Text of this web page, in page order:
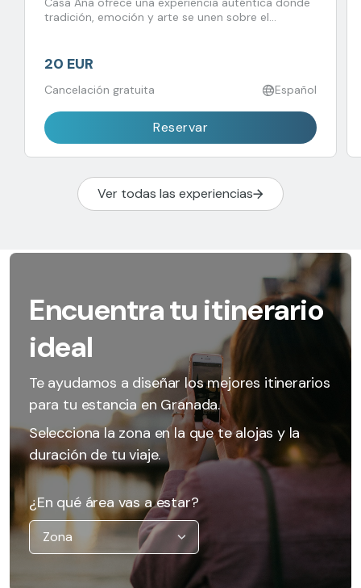
tradición, emoción y arte se unen sobre el
20 EUR
Cancelación gratuita Español
Reservar
Ver todas las experiencias
Encuentra tu itinerario
ideal
Te ayudamos a diseñar los mejores itinerarios
para tu estancia en Granada.
Selecciona la zona en la que te alojas y la
duración de tu viaje.
¿En qué área vas a estar?